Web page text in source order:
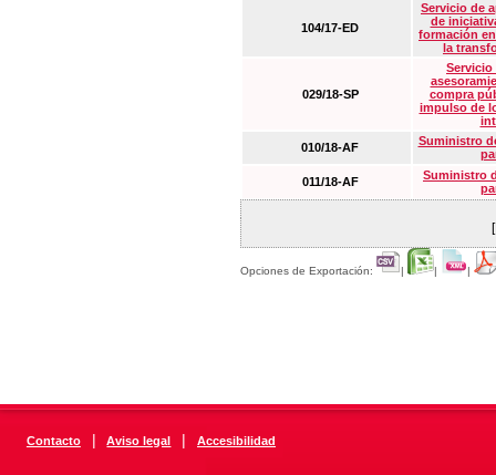
104/17-ED
Servicio de
de
formación
la
029/18-SP
Servicio
compra
impulso de
010/18-AF
Suministro
011/18-AF
Suministro
Opciones de Exportación: | | |
Contacto | Aviso legal | Accesibilidad